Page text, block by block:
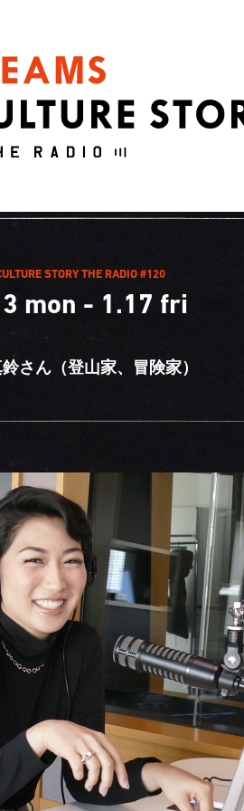
STORY THE RADIO #120
mon - 1.17 fri
さん（登山家、冒険家）